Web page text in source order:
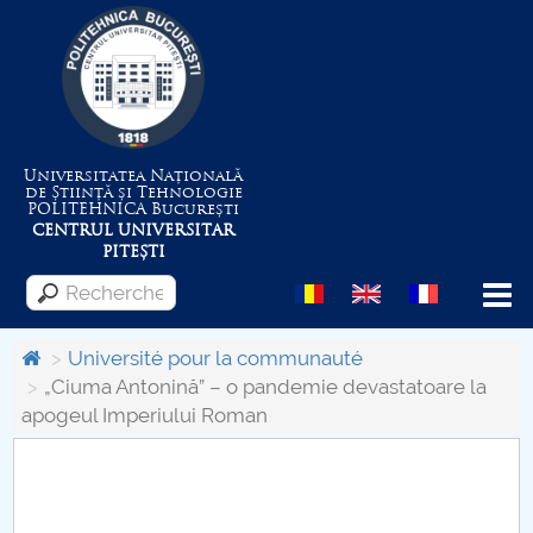
Universitatea Națională
de Știință și Tehnologie
POLITEHNICABucurești
CENTRUL UNIVERSITAR
PITEȘTI
Menu
Despre Universitate
Université pour la communauté
„Ciuma Antonină” – o pandemie devastatoare la
apogeul Imperiului Roman